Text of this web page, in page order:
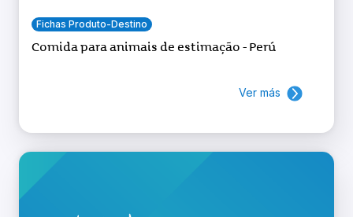
Fichas Produto-Destino
Comida para animais de estimação - Perú
Ver más